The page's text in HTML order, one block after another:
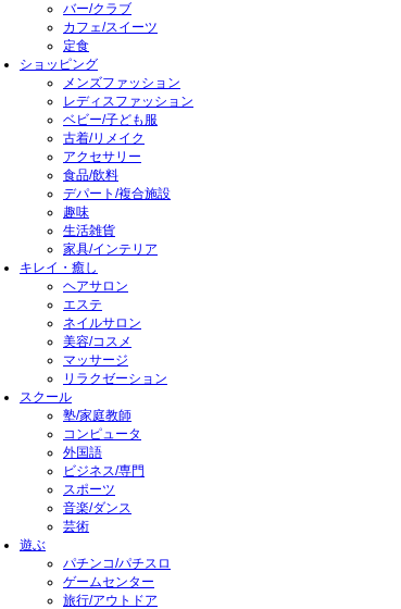
バー/クラブ
カフェ/スイーツ
定食
ショッピング
メンズファッション
レディスファッション
ベビー/子ども服
古着/リメイク
アクセサリー
食品/飲料
デパート/複合施設
趣味
生活雑貨
家具/インテリア
キレイ・癒し
ヘアサロン
エステ
ネイルサロン
美容/コスメ
マッサージ
リラクゼーション
スクール
塾/家庭教師
コンピュータ
外国語
ビジネス/専門
スポーツ
音楽/ダンス
芸術
遊ぶ
パチンコ/パチスロ
ゲームセンター
旅行/アウトドア